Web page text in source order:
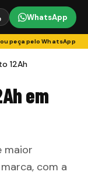
WhatsApp
peça pelo WhatsApp
12Ah
em
maior
com a